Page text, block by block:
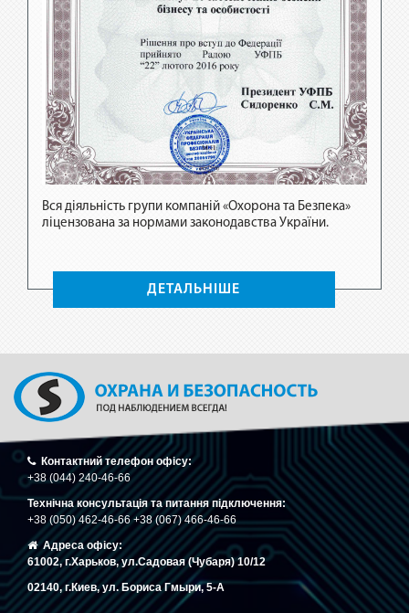
Вся діяльність групи компаній «Охорона та Безпека»
ліцензована за нормами законодавства України.
ДЕТАЛЬНІШЕ
Контактний телефон офісу:
+38 (044) 240-46-66
Технічна консультація та питання підключення:
+38 (050) 462-46-66 +38 (067) 466-46-66
Адреса офісу:
61002, г.Харьков, ул.Садовая (Чубаря) 10/12
02140, г.Киев, ул. Бориса Гмыри, 5-A